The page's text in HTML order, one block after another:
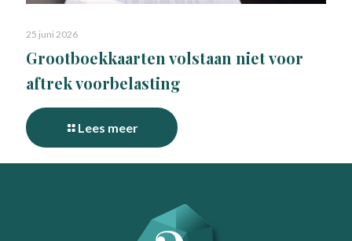
25 juni 2026
Grootboekkaarten volstaan niet voor
aftrek voorbelasting
Lees meer